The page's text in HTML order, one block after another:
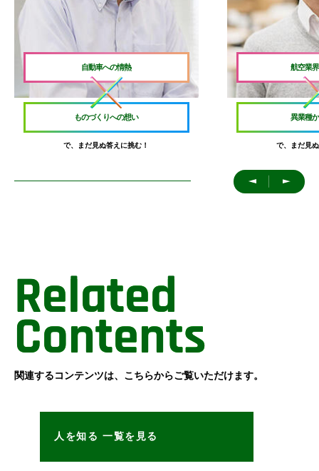
自動車への情熱
ものづくりへの想い
で、まだ見ぬ答えに挑む！
航空業
異業種
で、まだ見
＜ ＞
Related
Contents
関連するコンテンツは、こちらからご覧いただけます。
人を知る 一覧を見る